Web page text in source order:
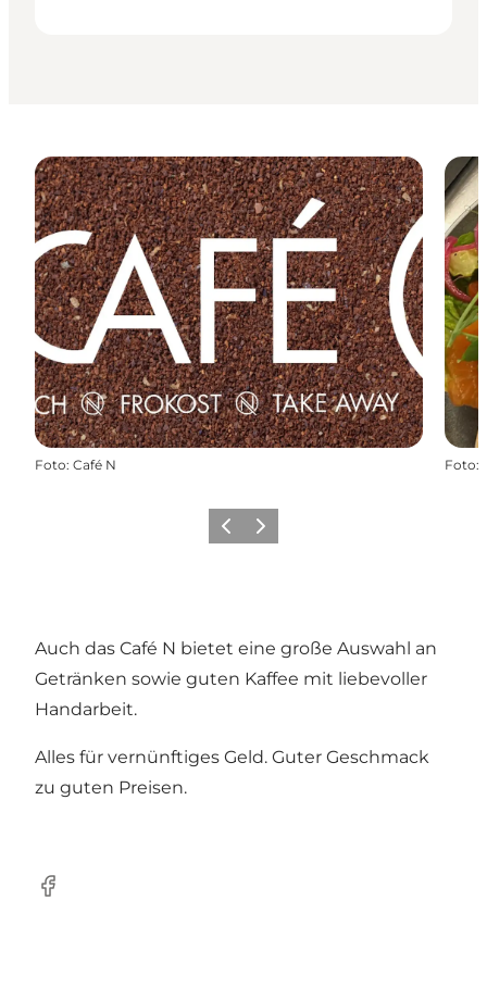
Foto: Café N Foto:
ZurückWeiter
Auch das Café N bietet eine große Auswahl an
Getränken sowie guten Kaffee mit liebevoller
Handarbeit.
Alles für vernünftiges Geld. Guter Geschmack
zu guten Preisen.
Facebook